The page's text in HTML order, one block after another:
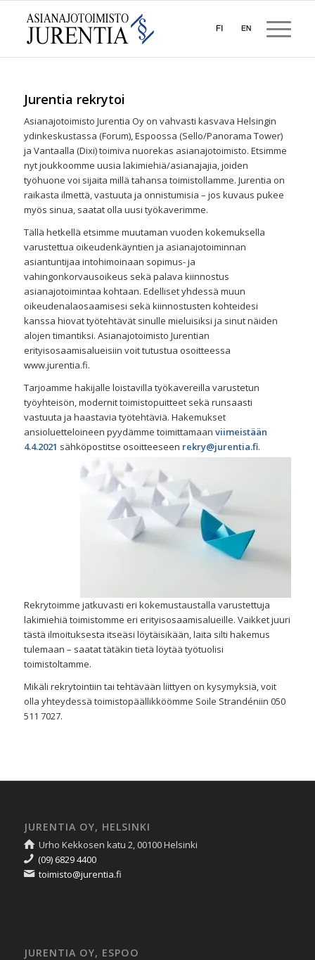
Jurentia rekrytoi
Asianajotoimisto Jurentia Oy on vahvasti kasvava Helsingin
ydinkeskustassa (Forum), Espoossa (Sello/Panorama Tower)
ja Vantaalla (Dixi) toimiva nuorekas asianajotoimisto. Etsimme
nyt joukkoomme uusia lakimiehiä/asianajajia, joiden
työhuone voi sijaita millä tahansa toimistollamme. Jurentia on
raikasta ilmettä, vastuuta ja onnistumisia – jos kuvaus pukee
myös sinua, saatat olla uusi työkaverimme.
Tällä hetkellä etsimme muutaman vuoden kokemuksella
varustettua oikeudenkäyntien ja asianajotoiminnan
asiantuntijaa intohimoinaan sopimus- ja
vahingonkorvausoikeus sekä palava kiinnostus
asianajotoimintaa kohtaan. Edelliset yhdessä muun
oikeudenalaosaamisesi sekä kiinnostusten kohteidesi
kanssa hiovat työtehtävät sinulle mieluisiksi ja sinut näiden
alojen timantiksi. Asianajotoimisto Jurentian
erityisosaamisalueisiin voit tutustua osoitteessa
www.jurentia.fi.
Tarjoamme hakijalle loistavilla työkavereilla varustetun
työyhteisön, modernit toimistopuitteet sekä runsaasti
vastuuta ja haastavia työtehtäviä. Hakemukset
ansioluetteloineen pyydämme toimittamaan viimeistään
4.4.2021 sähköpostitse osoitteeseen rekry@jurentia.fi.
Rekrytoimme jatkuvasti eri kokemustaustalla varustettuja
lakimiehiä toimistomme eri erityisosaamisalueille. Vaikket juuri
tästä ilmoituksesta itseäsi löytäisikään, laita silti hakemus
tulemaan – saatat tätäkin tietä löytää työtuolisi
toimistoltamme.
Mikäli rekrytointiin tai tehtävään liittyen on kysymyksiä, voit
olla yhteydessä toimistopäällikköömme Soile Strandéniin 050
511 7027.
JURENTIA OY, HELSINKI
Urho Kekkosen katu 2, 00100 Helsinki
(09) 6829 4400
toimisto@jurentia.fi
JURENTIA OY, ESPOO